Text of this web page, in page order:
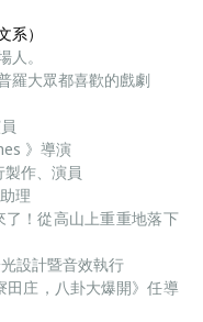
系）
。
羅大眾都喜歡的戲劇
》導演
作、演員
理
！從高山上重重地落下
設計暨音效執行
田庄，八卦大爆開》任導